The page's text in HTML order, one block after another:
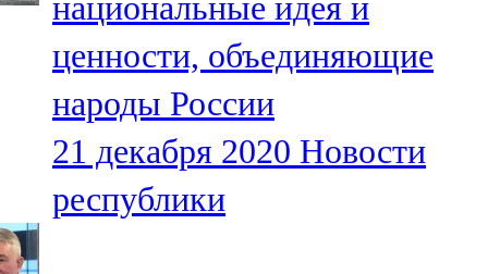
Кама тамагы
71,51 FM
Кукмара
107,9 FM
Лениногорский
национальные идея и
ценности, объединяющие
народы России
21 декабря 2020 Новости
республики